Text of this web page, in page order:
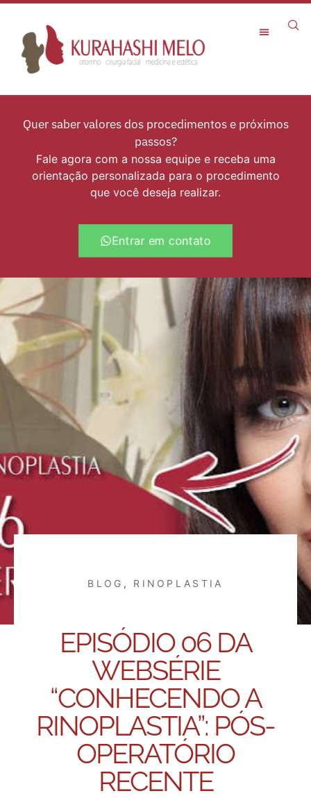
Quer saber valores dos procedimentos e próximos
passos?
Fale agora com a nossa equipe e receba uma
orientação personalizada para o procedimento
que você deseja realizar.
Entrar em contato
BLOG , RINOPLASTIA
EPISÓDIO 06 DA
WEBSÉRIE
“CONHECENDO A
RINOPLASTIA”: PÓS-
OPERATÓRIO
RECENTE